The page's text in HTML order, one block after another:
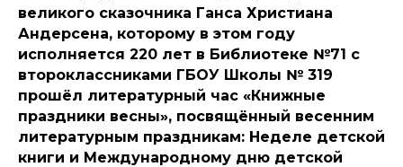
великого сказочника Ганса Христиана
Андерсена, которому в этом году
исполняется 220 лет в Библиотеке №71 с
второклассниками ГБОУ Школы № 319
прошёл литературный час «Книжные
праздники весны», посвящённый весенним
литературным праздникам: Неделе детской
книги и Международному дню детской